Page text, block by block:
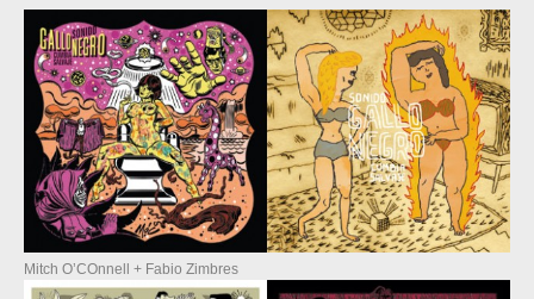
Mitch O’COnnell + Fabio Zimbres